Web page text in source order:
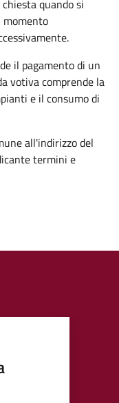
quando si
momento
il pagamento di un
votiva comprende la
e il consumo di
all'indirizzo del
termini e